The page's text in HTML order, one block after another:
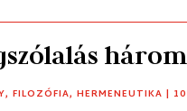
,FILOZÓFIA,HERMENEUTIKA |